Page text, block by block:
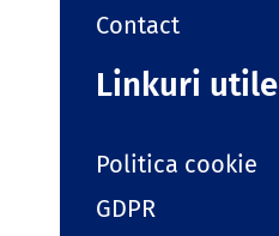
Contact
Linkuri utile
Politica cookie
GDPR